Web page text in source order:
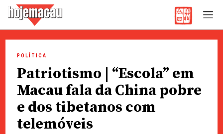
content
POLÍTICA
Patriotismo | “Escola” em
Macau fala da China pobre
e dos tibetanos com
telemóveis